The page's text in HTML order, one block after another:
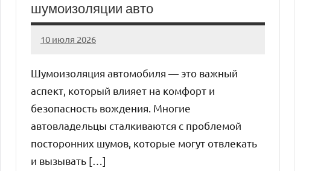
шумоизоляции авто
10 июля 2026
Avtor
Нет
Шумоизоляция автомобиля — это важный
аспект, который влияет на комфорт и
безопасность вождения. Многие
автовладельцы сталкиваются с проблемой
посторонних шумов, которые могут отвлекать
и вызывать […]